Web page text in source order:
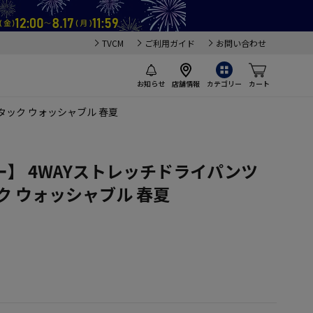
TVCM ご利用ガイド お問い合わせ
お知らせ 店舗情報 カテゴリー カート
ック ウォッシャブル 春夏
4WAYストレッチドライパンツ
ウォッシャブル 春夏